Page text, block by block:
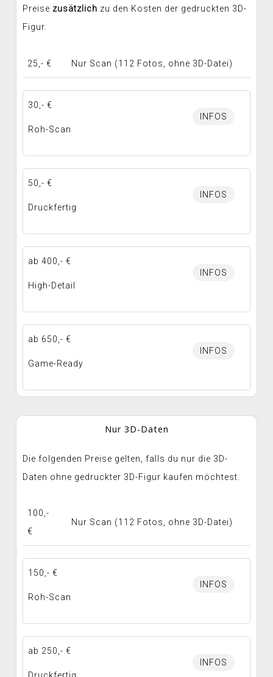
Preise zusätzlich zu den Kosten der gedruckten 3D-
Figur.
25,- € Nur Scan (112 Fotos, ohne 3D-Datei)
30,- €
Roh-Scan
INFOS
50,- €
Druckfertig
INFOS
ab 400,- €
High-Detail
INFOS
ab 650,- €
Game-Ready
INFOS
Nur 3D-Daten
Die folgenden Preise gelten, falls du nur die 3D-
Daten ohne gedruckter 3D-Figur kaufen möchtest.
100,-
€
Nur Scan (112 Fotos, ohne 3D-Datei)
150,- €
Roh-Scan
INFOS
ab 250,- €
INFOS